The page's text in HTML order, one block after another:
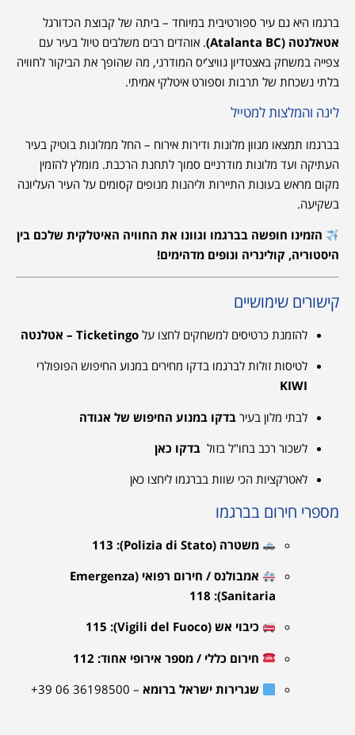
ברגמו היא גם עיר ספורטיבית במיוחד – ביתה של קבוצת הכדורגל
אטאלנטה (Atalanta BC)
. אוהדים רבים משלבים טיול בעיר עם
צפייה במשחק באצטדיון גוויצ’יס המודרני, מה שהופך את הביקור לחוויה
בלתי נשכחת של תרבות וספורט איטלקי אמיתי.
לינה והמלצות למטייל
בברגמו תמצאו מגוון מלונות ודירות אירוח – החל ממלונות בוטיק בעיר
העתיקה ועד מלונות מודרניים סמוך לתחנת הרכבת. מומלץ להזמין
מקום מראש בעונות התיירות וליהנות מנופים קסומים על העיר העליונה
בשקיעה.
הזמינו חופשה בברגמו וגוונו את החוויה האיטלקית שלכם בין
היסטוריה, קולינריה ונופים מדהימים!
קישורים שימושיים
להזמנת כרטיסים למשחקים לחצו על Ticketingo – אטלנטה
לטיסות זולות לברגמו בדקו מחירים במנוע החיפוש הפופולרי
KIWI
לבתי מלון בעיר בדקו במנוע החיפוש של אגודה
לשכור רכב בחו"ל בזול בדקו כאן
לאטרקציות הכי שוות בברגמו ליחצו כאן
מספרי חירום בברגמו
משטרה (Polizia di Stato): 113
אמבולנס / חירום רפואי (Emergenza
Sanitaria): 118
כיבוי אש (Vigili del Fuoco): 115
חירום כללי / מספר אירופי אחוד: 112
שגרירות ישראל ברומא – ‎+39 06 36198500